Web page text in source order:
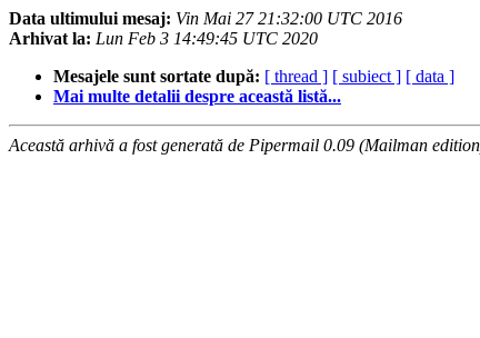
Data ultimului mesaj: Vin Mai 27 21:32:00 UTC 2016
Arhivat la: Lun Feb 3 14:49:45 UTC 2020
Mesajele sunt sortate după: [ thread ] [ subiect ] [ data ]
Mai multe detalii despre această listă...
Această arhivă a fost generată de Pipermail 0.09 (Mailman